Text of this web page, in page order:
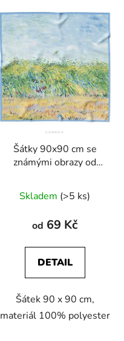
Šátky 90x90 cm se
známými obrazy od
Skladem (>5 ks)
od 69 Kč
DETAIL
Šátek 90 x 90 cm,
materiál 100% polyester